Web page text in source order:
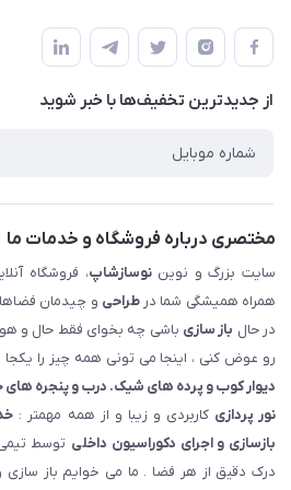
املاک مدنی - نوساز شاپ
لیست محصولات
درباره ما
قوانین و مقررات
حریم خصوصی
راهنما
پرسش های متداول
از جدید‌ترین تخفیف‌ها با‌ خبر شوید
مختصری درباره فروشگاه و خدمات ما
سایت بزرگ و نویننوسازشاپ، فروشگاه
همراه همیشگی شما درطراحی و چیدمان
در حال باز سازی باشی چه بخوای فقط حال و
رو عوض کنی ، اینجا می تونی همه چیز را یکجا
دیوار کوب و پرده های شیک. درب و پنجره
نور پردازی کاربردی و زیبا و از همه مهمتر :
بازسازی و اجرای دکوراسیون داخلی توسط
درک دقیق از هر فضا . ما می خوایم باز سازی